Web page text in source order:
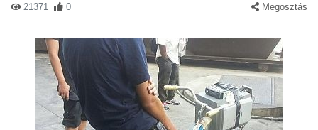
21371 0 Megosztás